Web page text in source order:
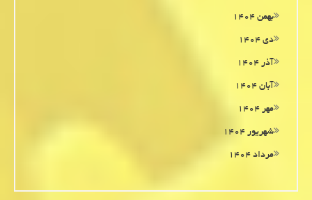
بهمن ۱۴۰۴
دی ۱۴۰۴
آذر ۱۴۰۴
آبان ۱۴۰۴
مهر ۱۴۰۴
شهریور ۱۴۰۴
مرداد ۱۴۰۴